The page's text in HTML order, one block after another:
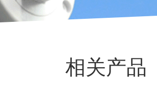
相关产品